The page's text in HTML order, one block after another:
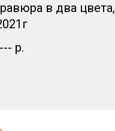
в два цвета,
--- р.